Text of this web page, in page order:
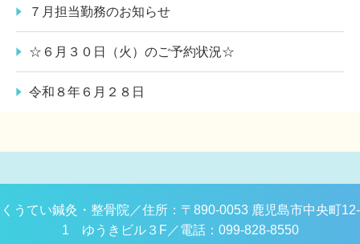
７月担当勤務のお知らせ
☆６月３０日（火）のご予約状況☆
令和８年６月２８日
くうてい鍼灸・整骨院／住所：〒890-0053 鹿児島市中央町12-
1 ゆうきビル３F／電話：099-828-8550